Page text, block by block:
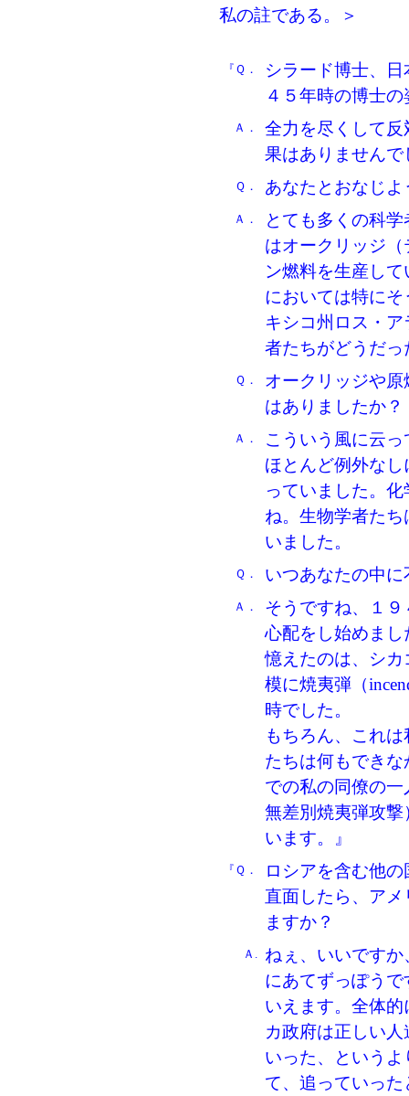
私の註である。＞
『Ｑ．
シラード博士、
４５年時の博士
Ａ．
全力を尽くして
果はありませんで
Ｑ． あなたとおなじ
Ａ．
とても多くの科
はオークリッジ
ン燃料を生産し
においては特に
キシコ州ロス・
者たちがどうだ
Ｑ．
オークリッジや
はありましたか？
Ａ．
こういう風に云
ほとんど例外な
っていました。
ね。生物学者た
いました。
Ｑ． いつあなたの中
Ａ．
そうですね、１
心配をし始めま
憶えたのは、シ
模に焼夷弾（
時でした。
もちろん、これ
たちは何もでき
での私の同僚の
無差別焼夷弾攻
います。』
『Ｑ．
ロシアを含む他
直面したら、ア
ますか？
Ａ.
ねぇ、いいです
にあてずっぽう
いえます。全体的
カ政府は正しい
いった、というよ
て、追っていっ